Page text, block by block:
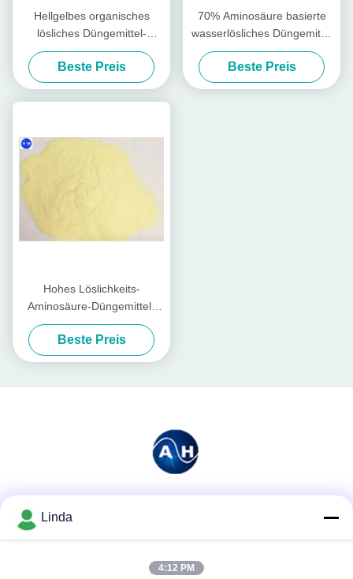
Hellgelbes organisches
lösliches Düngemittel-
Gemüseursprung alles
Ernte-Pflanzen
Beste Preis
70% Aminosäure basierte
wasserlösliches Düngemittel
des Düngemittel-100%
Beste Preis
Hohes Löslichkeits-
Aminosäure-Düngemittel-
Pulver, Landwirtschafts-
Aminosäure 50%
Beste Preis
Linda
4:12 PM